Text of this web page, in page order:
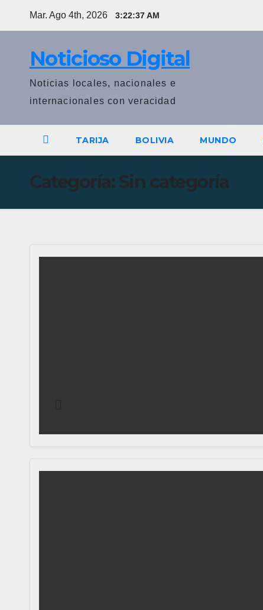
Mar. Ago 4th, 2026 3:22:37 AM
Noticioso Digital
Noticias locales, nacionales e
internacionales con veracidad
TARIJA BOLIVIA MUNDO
Categoría:Sin categoría